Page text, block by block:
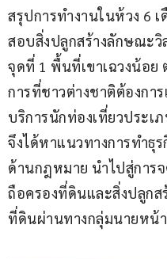
สรุปการทำงานในห้วง 6
สอบสิ่งปลูกสร้างลักษณะ
จุดที่ 1 พื้นที่เขาเฉวงน้อ
การที่ชาวต่างชาติต้องกา
บริการนักท่องเที่ยวประเ
จึงได้หาแนวทางการทำธุ
ด้านกฎหมาย นำไปสู่กา
ถือครองที่ดินและสิ่งปลูกส
ที่ดินผ่านทางกลุ่มนายหน้